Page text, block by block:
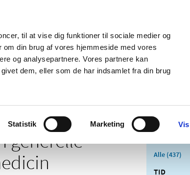
til at vise dig funktioner til sociale medier og
din brug af vores hjemmeside med vores
og analysepartnere. Vores partnere kan
dem, eller som de har indsamlet fra din brug
Statistik Marketing
Nyheder Om os Kontakt Udgivelser
og
Apoteker og salg af
Medicinsk
generelle
Alle (437)
TID